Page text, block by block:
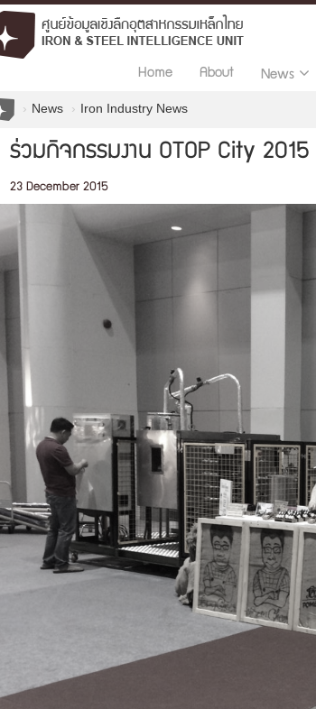
Home About News
News Iron Industry News
ร่วมกิจกรรมงาน OTOP City 2015
23 December 2015